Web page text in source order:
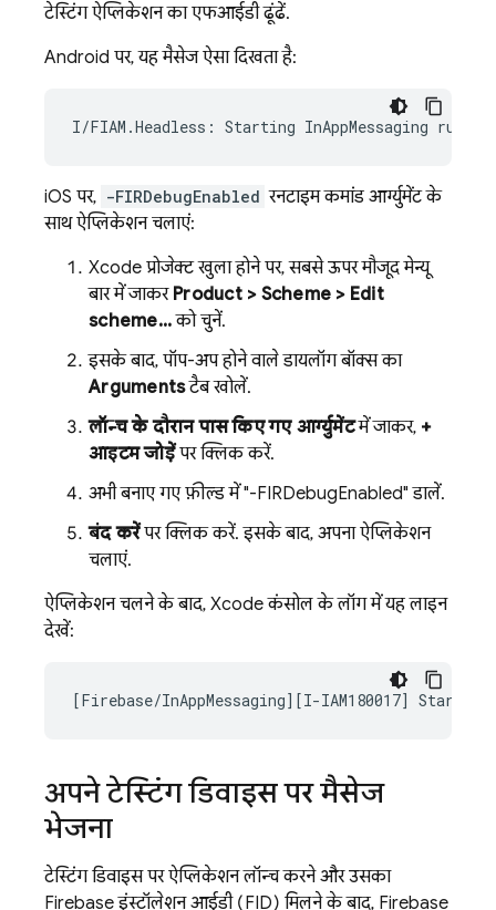
टेस्टिंग ऐप्लिकेशन का एफआईडी ढूंढें.
Android पर, यह मैसेज ऐसा दिखता है:
iOS पर, -FIRDebugEnabled रनटाइम कमांड आर्ग्युमेंट के
साथ ऐप्लिकेशन चलाएं:
Xcode प्रोजेक्ट खुला होने पर, सबसे ऊपर मौजूद मेन्यू
बार में जाकर Product > Scheme > Edit
scheme...को चुनें.
इसके बाद, पॉप-अप होने वाले डायलॉग बॉक्स का
Argumentsटैब खोलें.
लॉन्च के दौरान पास किए गए आर्ग्युमेंटमें जाकर, +
आइटम जोड़ेंपर क्लिक करें.
अभी बनाए गए फ़ील्ड में "-FIRDebugEnabled" डालें.
बंद करेंपर क्लिक करें. इसके बाद, अपना ऐप्लिकेशन
चलाएं.
ऐप्लिकेशन चलने के बाद, Xcode कंसोल के लॉग में यह लाइन
देखें:
अपने टेस्टिंग डिवाइस पर मैसेज
भेजना
टेस्टिंग डिवाइस पर ऐप्लिकेशन लॉन्च करने और उसका
Firebase इंस्टॉलेशन आईडी (FID) मिलने के बाद, Firebase